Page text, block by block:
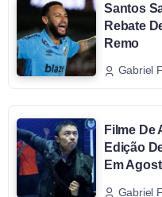
Santos
Rebate
Remo
Gabriel
Filme De
Edição
Em
Gabriel